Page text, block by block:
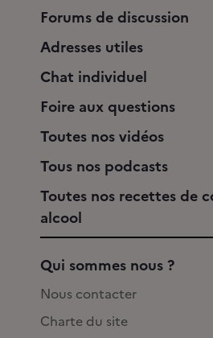
Forums de discussion
Adresses utiles
Chat individuel
Foire aux questions
Toutes nos vidéos
Tous nos podcasts
Toutes nos recettes de
alcool
Qui sommes nous ?
Nous contacter
Charte du site